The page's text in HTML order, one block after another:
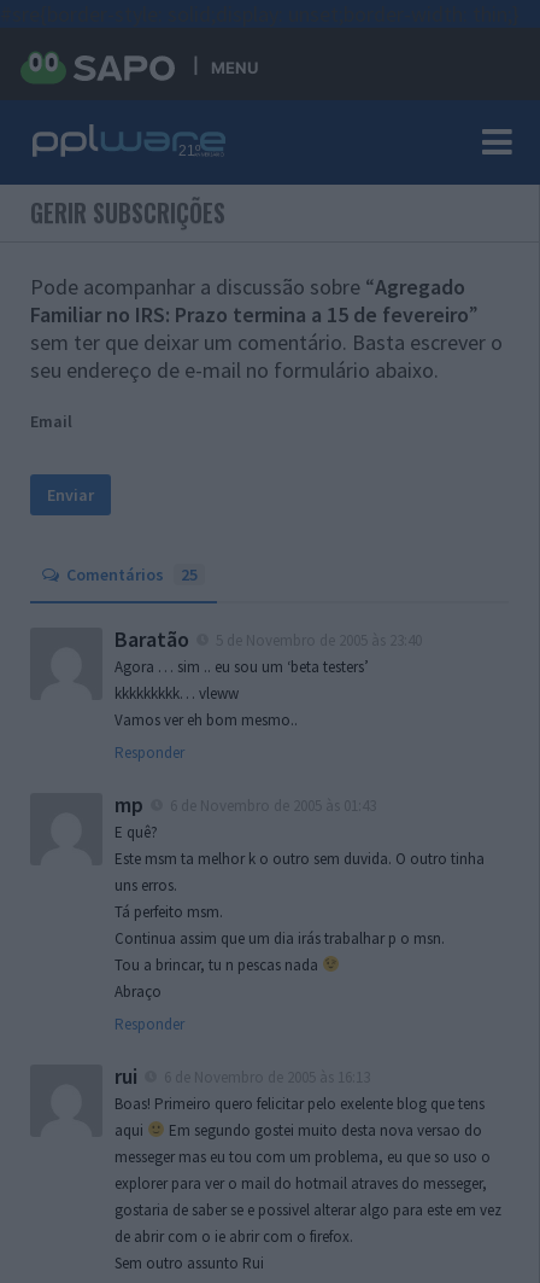
MENU
GERIR SUBSCRIÇÕES
Pode acompanhar a discussão sobre “Agregado
Familiar no IRS: Prazo termina a 15 de fevereiro”
sem ter que deixar um comentário. Basta escrever o
seu endereço de e-mail no formulário abaixo.
Email
Comentários 25
Baratão
Agora … sim .. eu sou um ‘beta testers’
kkkkkkkkk… vleww
Vamos ver eh bom mesmo..
Responder
mp
E quê?
Este msm ta melhor k o outro sem duvida. O outro tinha
uns erros.
Tá perfeito msm.
Continua assim que um dia irás trabalhar p o msn.
Tou a brincar, tu n pescas nada
Abraço
Responder
rui
Boas! Primeiro quero felicitar pelo exelente blog que tens
aqui
Em segundo gostei muito desta nova versao do
messeger mas eu tou com um problema, eu que so uso o
explorer para ver o mail do hotmail atraves do messeger,
gostaria de saber se e possivel alterar algo para este em vez
de abrir com o ie abrir com o firefox.
Sem outro assunto Rui